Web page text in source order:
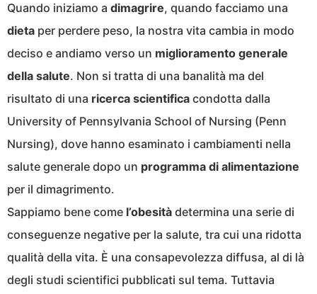
Quando iniziamo a dimagrire, quando facciamo una
dieta per perdere peso, la nostra vita cambia in modo
deciso e andiamo verso un miglioramento generale
della salute. Non si tratta di una banalità ma del
risultato di una ricerca scientifica condotta dalla
University of Pennsylvania School of Nursing (Penn
Nursing), dove hanno esaminato i cambiamenti nella
salute generale dopo un programma di alimentazione
per il dimagrimento.
Sappiamo bene come l’obesità determina una serie di
conseguenze negative per la salute, tra cui una ridotta
qualità della vita. È una consapevolezza diffusa, al di là
degli studi scientifici pubblicati sul tema. Tuttavia